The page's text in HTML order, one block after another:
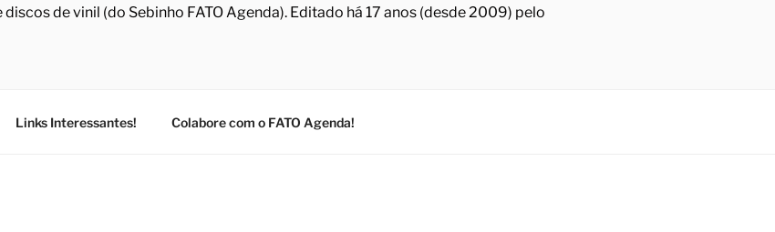
de vinil (do Sebinho FATO Agenda). Editado há 17 anos (desde 2009) pelo
Links Interessantes! Colabore com o FATO Agenda!